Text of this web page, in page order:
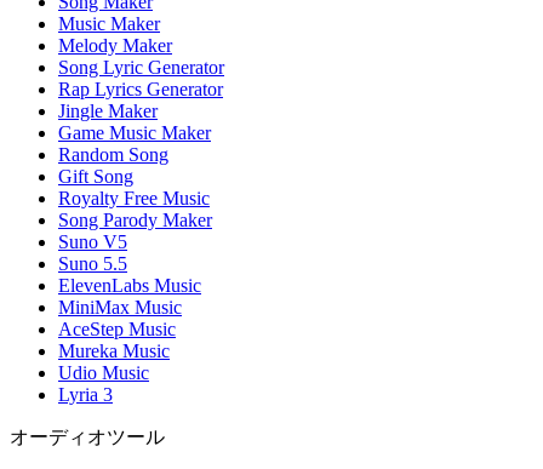
Music Maker
Melody Maker
Song Lyric Generator
Rap Lyrics Generator
Jingle Maker
Game Music Maker
Random Song
Gift Song
Royalty Free Music
Song Parody Maker
Suno V5
Suno 5.5
ElevenLabs Music
MiniMax Music
AceStep Music
Mureka Music
Udio Music
Lyria 3
オーディオツール